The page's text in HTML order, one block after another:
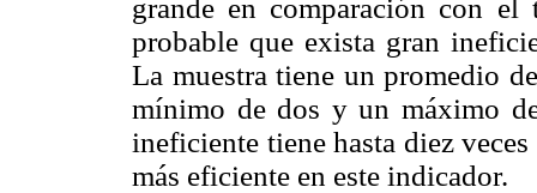
grande en comparación con
probable que exista gran
La muestra tiene un promedio
mínimo de dos y un máximo
ineficiente tiene hasta diez
más eficiente en este indicador.